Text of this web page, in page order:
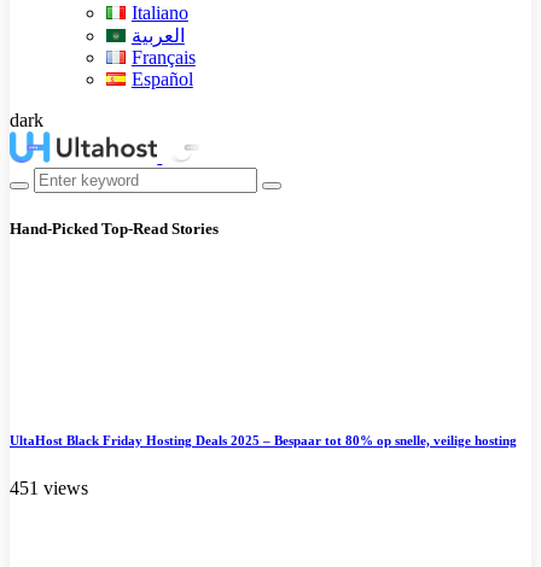
Italiano
العربية
Français
Español
dark
Hand-Picked Top-Read Stories
UltaHost Black Friday Hosting Deals 2025 – Bespaar tot 80% op snelle, veilige hosting
451 views